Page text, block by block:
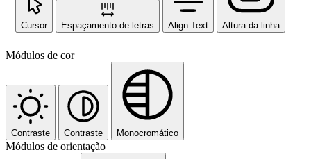
Cursor Espaçamento de letras Align Text Altura da linha
Módulos de cor
Contraste Contraste Monocromático
Módulos de orientação